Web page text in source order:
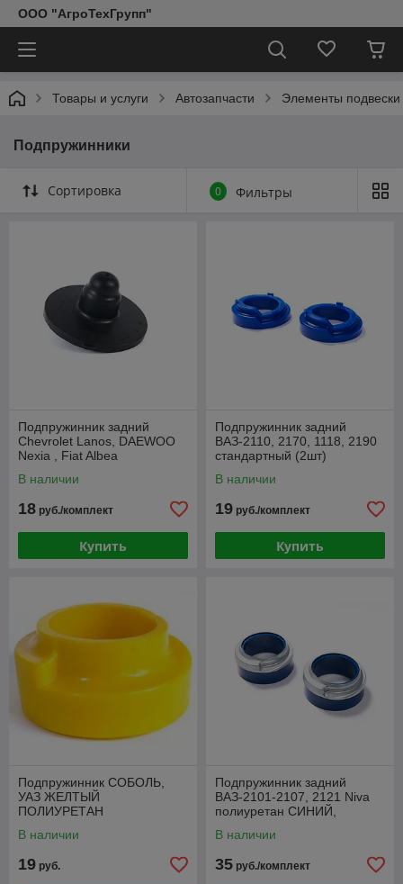
ООО "АгроТехГрупп"
Товары и услуги Автозапчасти Элементы подвески
Подпружинники
Сортировка 0 Фильтры
Подпружинник задний
Chevrolet Lanos, DAEWOO
Nexia , Fiat Albea
пакете
В наличии
18 руб./комплект
Купить
Подпружинник задний
ВАЗ-2110, 2170, 1118, 2190
стандартный (2шт)
В наличии
19 руб./комплект
Купить
Подпружинник СОБОЛЬ,
УАЗ ЖЕЛТЫЙ
ПОЛИУРЕТАН
В наличии
19 руб.
Подпружинник задний
ВАЗ-2101-2107, 2121 Niva
полиуретан СИНИЙ,
В наличии
35 руб./комплект